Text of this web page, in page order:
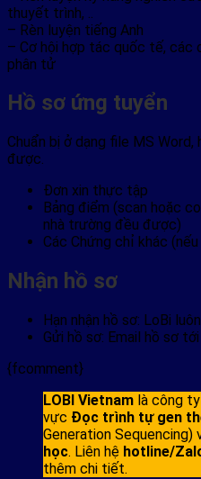
thuyết trình, ..
– Rèn luyện tiếng Anh
– Cơ hội hợp tác quốc tế, các
phân tử
Hồ sơ ứng tuyển
Chuẩn bị ở dạng file MS Word,
được.
Đơn xin thực tập
Bảng điểm (scan hoặc
nhà trường đều được)
Các Chứng chỉ khác
Nhận hồ sơ
Hạn nhận hồ sơ: LoBi
Gửi hồ sơ: Email hồ sơ tới
{fcomment}
LOBI Vietnam là công
vực Đọc trình tự gen
Generation Sequencing)
học. Liên hệ hotline/
thêm chi tiết.